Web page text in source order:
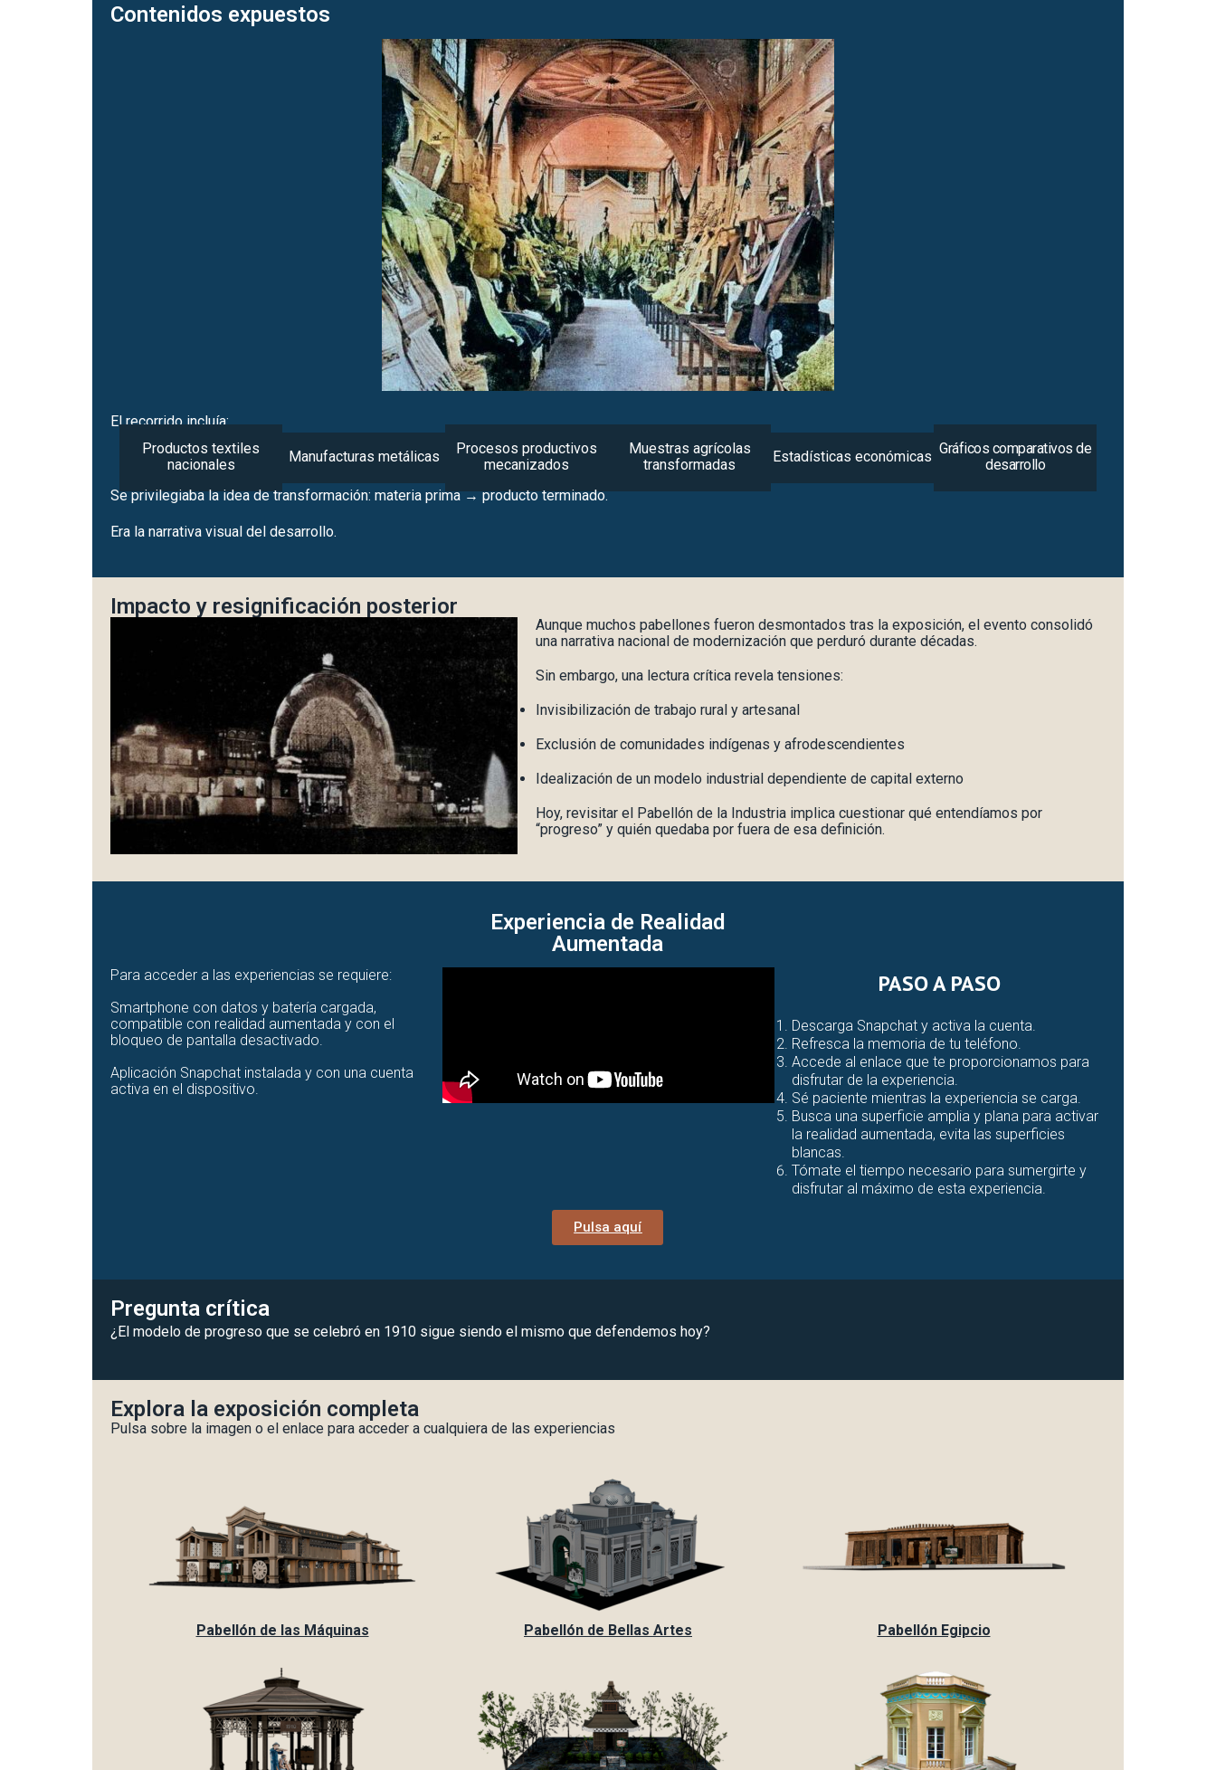
Contenidos expuestos
El recorrido incluía:
Productos textiles
nacionales
Manufacturas metálicas
Procesos productivos
mecanizados
Muestras agrícolas
transformadas
Estadísticas económicas Gráficos comparativos de
desarrollo
Se privilegiaba la idea de transformación: materia prima → producto terminado.
Era la narrativa visual del desarrollo.
Impacto y resignificación posterior
Aunque muchos pabellones fueron desmontados tras la exposición, el evento consolidó
una narrativa nacional de modernización que perduró durante décadas.
Sin embargo, una lectura crítica revela tensiones:
Invisibilización de trabajo rural y artesanal
Exclusión de comunidades indígenas y afrodescendientes
Idealización de un modelo industrial dependiente de capital externo
Hoy, revisitar el Pabellón de la Industria implica cuestionar qué entendíamos por
“progreso” y quién quedaba por fuera de esa definición.
Experiencia de Realidad
Aumentada
Para acceder a las experiencias se requiere:
Smartphone con datos y batería cargada,
compatible con realidad aumentada y con el
bloqueo de pantalla desactivado.
Aplicación Snapchat instalada y con una cuenta
activa en el dispositivo.
PASO A PASO
Descarga Snapchat y activa la cuenta.
Refresca la memoria de tu teléfono.
Accede al enlace que te proporcionamos para
disfrutar de la experiencia.
Sé paciente mientras la experiencia se carga.
Busca una superficie amplia y plana para activar
la realidad aumentada, evita las superficies
blancas.
Tómate el tiempo necesario para sumergirte y
disfrutar al máximo de esta experiencia.
Pulsa aquí
Pregunta crítica
¿El modelo de progreso que se celebró en 1910 sigue siendo el mismo que defendemos hoy?
Explora la exposición completa
Pulsa sobre la imagen o el enlace para acceder a cualquiera de las experiencias
Pabellón de las Máquinas Pabellón de Bellas Artes Pabellón Egipcio